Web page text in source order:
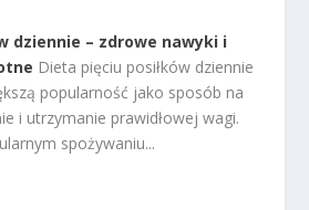
dziennie – zdrowe nawyki i
Dieta pięciu posiłków dziennie
popularność jako sposób na
i utrzymanie prawidłowej wagi.
spożywaniu...